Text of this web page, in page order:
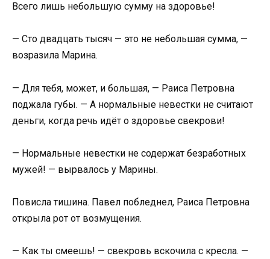
Всего лишь небольшую сумму на здоровье!
— Сто двадцать тысяч — это не небольшая сумма, —
возразила Марина.
— Для тебя, может, и большая, — Раиса Петровна
поджала губы. — А нормальные невестки не считают
деньги, когда речь идёт о здоровье свекрови!
— Нормальные невестки не содержат безработных
мужей! — вырвалось у Марины.
Повисла тишина. Павел побледнел, Раиса Петровна
открыла рот от возмущения.
— Как ты смеешь! — свекровь вскочила с кресла. —